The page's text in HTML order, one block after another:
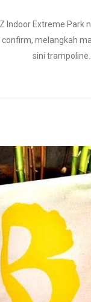
Indoor Extreme Park
confirm, melangkah
sini